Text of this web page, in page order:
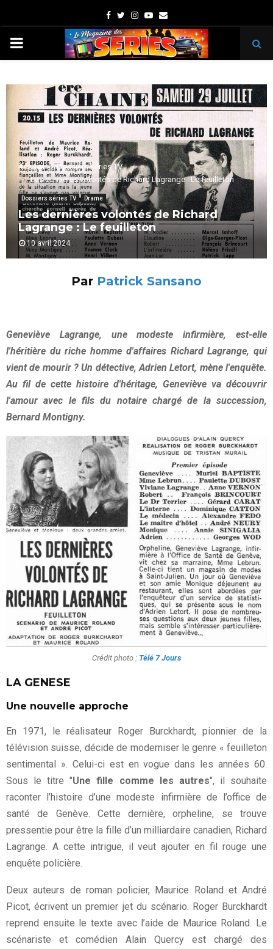
Facebook
TwitterInstagram
Youtube
Email
PRIMARY
Accueil
Dossiers séries TV
Les dernières volontés de Richard Lagrange : Le feuilleton
Dossiers séries TV Drame
Les dernières volontés de Richard
Lagrange : Le feuilleton
10 avril 2024
Par Patrick Sansano
Geneviève Lagrange, une modeste infirmière, est-elle
l'héritière du riche homme d'affaires Richard Lagrange, qui
vient de mourir ? Un détective, Adrien Letort, mène l'enquête.
Au fil de cette histoire d'héritage, Geneviève va découvrir
l'amour avec le fils du notaire chargé de la succession,
Bernard Montigny.
Crédit photo : Télé 7 Jours
LA GENESE
Une nouvelle approche
En 1971, le réalisateur Roger Burckhardt, pionnier de la
télévision suisse, décide de moderniser le genre « feuilleton
sentimental ». Celui-ci est en vogue dans les années 60.
Sous le titre "Une fille comme les autres", il souhaite
raconter l’histoire d’une modeste infirmière de l’office de
santé de Genève. Cette dernière, orpheline, se trouve
pressentie pour être la fille d’un milliardaire canadien, Richard
Lagrange. A cette intrigue, il veut ajouter en fil rouge une
enquête policière.
Deux auteurs de roman policier, Maurice Roland et André
Picot, écrivent un premier jet du scénario. Roger Burckhardt
reprend ensuite le texte avec l’aide de Maurice Roland. Le
scénariste et comédien Alain Quercy est chargé des